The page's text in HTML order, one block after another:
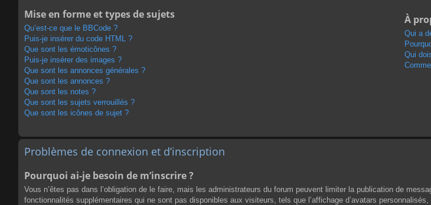
Mise en forme et types de sujets
Qu’est-ce que le BBCode ?
Puis-je insérer du code HTML ?
Que sont les émoticônes ?
Puis-je insérer des images ?
Que sont les annonces générales ?
Que sont les annonces ?
Que sont les notes ?
Que sont les sujets verrouillés ?
Que sont les icônes de sujet ?
À
Qui a
Qui
Problèmes de connexion et d’inscription
Pourquoi ai-je besoin de m’inscrire ?
Vous n’êtes pas dans l’obligation de le faire, mais les administrateurs du forum peuvent limiter la publication de
fonctionnalités supplémentaires qui ne sont pas disponibles aux visiteurs, tels que l’affichage d’avatars